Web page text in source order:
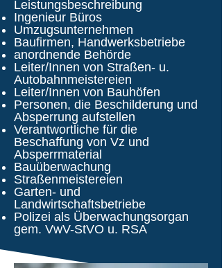
Leistungsbeschreibung
Ingenieur Büros
Umzugsunternehmen
Baufirmen, Handwerksbetriebe
anordnende Behörde
Leiter/Innen von Straßen- u.
Autobahnmeistereien
Leiter/Innen von Bauhöfen
Personen, die Beschilderung und
Absperrung aufstellen
Verantwortliche für die
Beschaffung von Vz und
Absperrmaterial
Bauüberwachung
Straßenmeistereien
Garten- und
Landwirtschaftsbetriebe
Polizei als Überwachungsorgan
gem. VwV-StVO u. RSA